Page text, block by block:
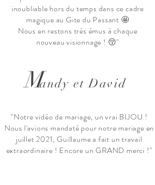
inoubliable hors du temps dans ce cadre
magique au Gite du Passant 🤩
Nous en restons très émus à chaque
nouveau visionnage ! 😚"
Mandy et David
"Notre vidéo de mariage, un vrai BIJOU !
Nous l'avions mandaté pour notre mariage en
juillet 2021, Guillaume a fait un travail
extraordinaire ! Encore un GRAND merci !"